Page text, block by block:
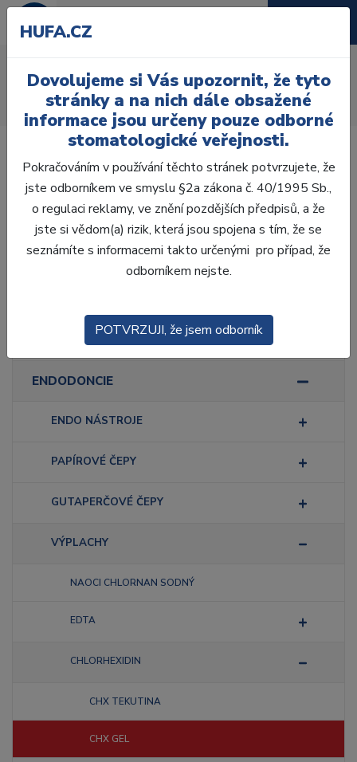
Úvod Ordinace Endodoncie
Výplachy
Chlorhexidin
CHX gel
Laboratoř
Ordinace
ENDODONCIE
ENDO NÁSTROJE
PAPÍROVÉ ČEPY
GUTAPERČOVÉ ČEPY
VÝPLACHY
NAOCI CHLORNAN SODNÝ
EDTA
CHLORHEXIDIN
CHX TEKUTINA
CHX GEL
HUFA.CZ
Dovolujeme si Vás upozornit, že tyto
stránky a na nich dále obsažené
informace jsou určeny pouze odborné
stomatologické veřejnosti.
Pokračováním v používání těchto stránek potvrzujete, že
jste odborníkem ve smyslu §2a zákona č. 40/1995 Sb.,
o regulaci reklamy, ve znění pozdějších předpisů, a že
jste si vědom(a) rizik, která jsou spojena s tím, že se
seznámíte s informacemi takto určenými pro případ, že
odborníkem nejste.
POTVRZUJI, že jsem odborník